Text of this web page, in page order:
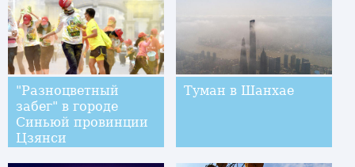
"Разноцветный
забег" в городе
Синьюй провинции
Цзянси
Туман в Шанхае